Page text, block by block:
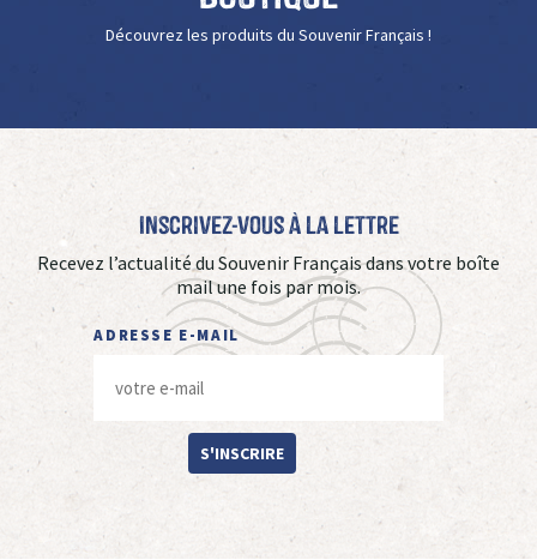
Découvrez les produits du Souvenir Français !
Inscrivez-vous à La Lettre
Recevez l’actualité du Souvenir Français dans votre boîte
mail une fois par mois.
ADRESSE E-MAIL
S'INSCRIRE